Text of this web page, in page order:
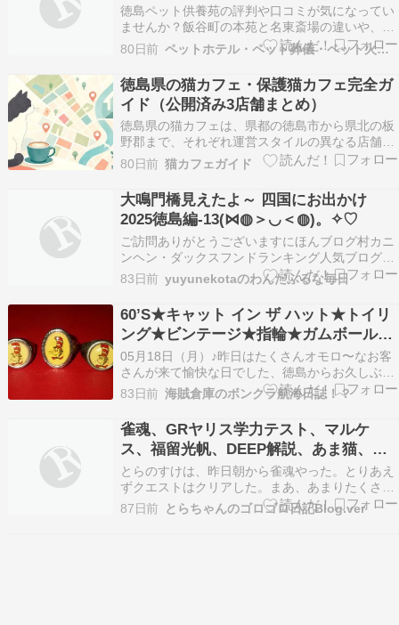
徳島ペット供養苑の評判や口コミが気になってい
ませんか？飯谷町の本苑と名東斎場の違いや、利
用者の声を客観的な視点で詳しく解説します。
80日前 ペットホテル・ペット葬儀・ペット火葬 何でも相談！
徳島県の猫カフェ・保護猫カフェ完全ガ
イド（公開済み3店舗まとめ）
徳島県の猫カフェは、県都の徳島市から県北の板
野郡まで、それぞれ運営スタイルの異なる店舗が
点在しています。カフェ併設で時間制プランから
入る譲渡型保護猫カフェ、会員登録した人だけが
利用できる会員制の猫カフェ、1組ごとに貸し切
る完全予約制の譲渡型保護猫カフェと、利用のハ
ードルも運営の軸…
80日前 猫カフェガイド
大鳴門橋見えたよ～ 四国にお出かけ
2025徳島編-13(⋈◍＞◡＜◍)。✧♡
ご訪問ありがとうございますにほんブログ村カニ
ンヘン・ダックスフンドランキング人気ブログラ
ンキングへ エスカヒル鳴門の見晴らし台晴れで本
当に綺麗に鳴門大橋が見えました大塚美術館はペ
ットNGだからいけませんでした 2025.01.1918日
～20日までお出かけしてきまーすまだ春のお…
83日前 yuyunekotaのわんだふるな毎日
60’S★キャット イン ザ ハット★トイリ
ング★ビンテージ★指輪★ガムボールリ
ング★USA★おもちゃの指輪★ドクタ
ー・スース★帽子をかぶった猫
★Dr.Seuss★キャラクター★
05月18日（月）♪昨日はたくさんオモロ〜なお客
さんが来て愉快な日でした、徳島からお久しぶり
のHくんもきてくれて久々に会えて嬉しかった♪長
身イケメソずるいわ〜♪笑本日もカイゾクソウ
コ、11時〜18時までの通常営業です♪今日はこち
らの商品をUPしました♪ トイリング/ガムボール
リン…
83日前 海賊倉庫のボンクラ航海日誌！？
雀魂、GRヤリス学力テスト、マルケ
ス、福留光帆、DEEP解説、あま猫、M
リーグ
とらのすけは、昨日朝から雀魂やった。とりあえ
ずクエストはクリアした。まあ、あまりたくさん
やると根を詰めることになるので適当にしてい
た。 トヨタイムズでGRヤリスの紹介動画を見
87日前 とらちゃんのゴロゴロ日記Blog.ver